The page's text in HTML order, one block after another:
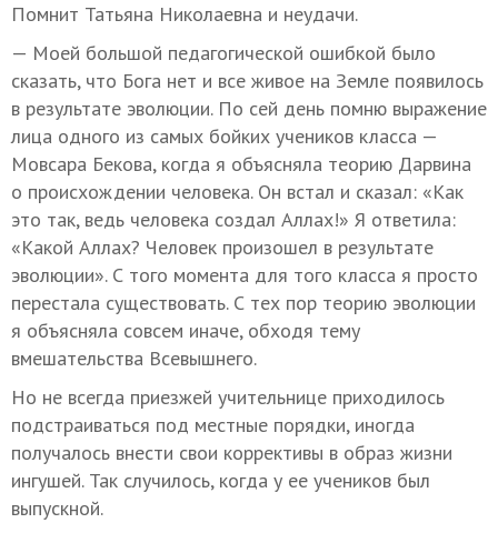
Помнит Татьяна Николаевна и неудачи.
— Моей большой педагогической ошибкой было
сказать, что Бога нет и все живое на Земле появилось
в результате эволюции. По сей день помню выражение
лица одного из самых бойких учеников класса —
Мовсара Бекова, когда я объясняла теорию Дарвина
о происхождении человека. Он встал и сказал: «Как
это так, ведь человека создал Аллах!» Я ответила:
«Какой Аллах? Человек произошел в результате
эволюции». С того момента для того класса я просто
перестала существовать. С тех пор теорию эволюции
я объясняла совсем иначе, обходя тему
вмешательства Всевышнего.
Но не всегда приезжей учительнице приходилось
подстраиваться под местные порядки, иногда
получалось внести свои коррективы в образ жизни
ингушей. Так случилось, когда у ее учеников был
выпускной.